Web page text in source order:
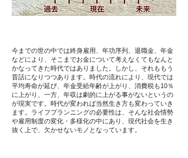
今までの世の中では終身雇用、年功序列、退職金、年金
などにより、そこまでお金について考えなくてもなんと
かなってきた時代ではありました。しかし、それももう
昔話になりつつあります。時代の流れにより、現代では
平均寿命が延び、年金受給年齢が上がり、消費税も10％
に上がり、一方、年収は劇的に上がる事がないというの
が現実です。時代が変われば当然生き方も変わっていき
ます。ライフプランニングの必要性は、そんな社会情勢
や雇用制度の変化・多様化の中にあり、現代社会を生き
抜く上で、欠かせないモノとなっています。